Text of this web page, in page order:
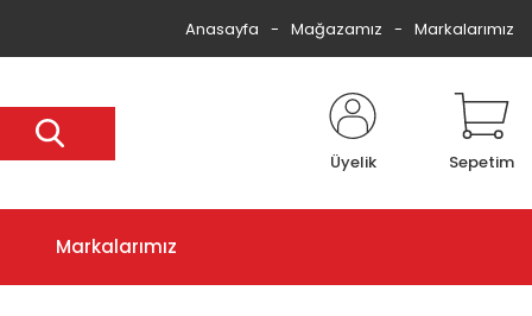
Anasayfa Mağazamız Markalarımız
Üyelik Sepetim
Markalarımız